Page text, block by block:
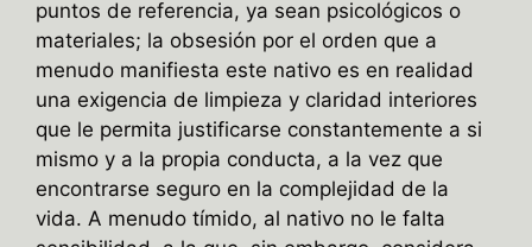
puntos de referencia, ya sean psicológicos o
materiales; la obsesión por el orden que a
menudo manifiesta este nativo es en realidad
una exigencia de limpieza y claridad interiores
que le permita justificarse constantemente a si
mismo y a la propia conducta, a la vez que
encontrarse seguro en la complejidad de la
vida. A menudo tímido, al nativo no le falta